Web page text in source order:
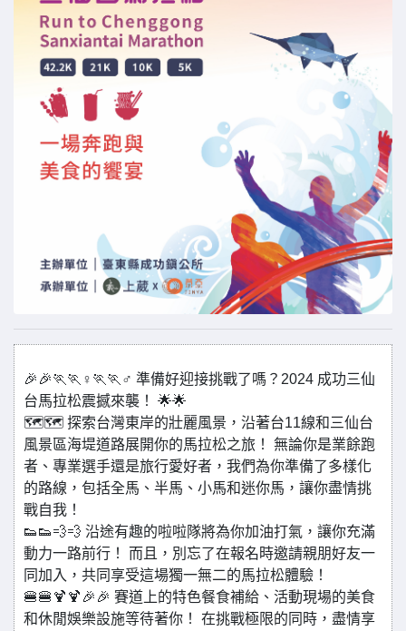
🎉🎉🏃🏃♀🏃🏃♂ 準備好迎接挑戰了嗎？2024 成功三仙
台馬拉松震撼來襲！ 🌟🌟
🗺🗺 探索台灣東岸的壯麗風景，沿著台11線和三仙台
風景區海堤道路展開你的馬拉松之旅！ 無論你是業餘跑
者、專業選手還是旅行愛好者，我們為你準備了多樣化
的路線，包括全馬、半馬、小馬和迷你馬，讓你盡情挑
戰自我！
👟👟💨💨 沿途有趣的啦啦隊將為你加油打氣，讓你充滿
動力一路前行！ 而且，別忘了在報名時邀請親朋好友一
同加入，共同享受這場獨一無二的馬拉松體驗！
🍔🍔🍹🍹🎉🎉 賽道上的特色餐食補給、活動現場的美食
和休閒娛樂設施等待著你！ 在挑戰極限的同時，盡情享